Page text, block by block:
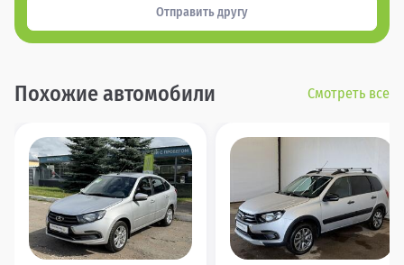
Отправить другу
Похожие автомобили Смотреть все